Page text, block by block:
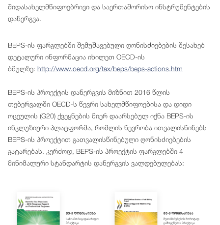
შიდასახელმწიფოებრივი და საერთაშორისო ინსტრუმენტების
დანერგვა.
BEPS-ის ფარგლებში შემუშავებული ღონისძიებების შესახებ
დეტალური ინფორმაცია იხილეთ OECD-ის
ბმულზე: http://www.oecd.org/tax/beps/beps-actions.htm
BEPS-ის პროექტის დანერგვის მიზნით 2016 წლის
თებერვალში OECD-ს წევრი სახელმწიფოებისა და დიდი
ოცეულის (G20) ქვეყნების მიერ დაარსებულ იქნა BEPS-ის
ინკლუზიური პლატფორმა, რომლის წევრობა ითვალისწინებს
BEPS-ის პროექტით გათვალისწინებული ღონისძიებების
გატარებას. კერძოდ, BEPS-ის პროექტის ფარგლებში 4
მინიმალური სტანდარტის დანერგვის ვალდებულებას: